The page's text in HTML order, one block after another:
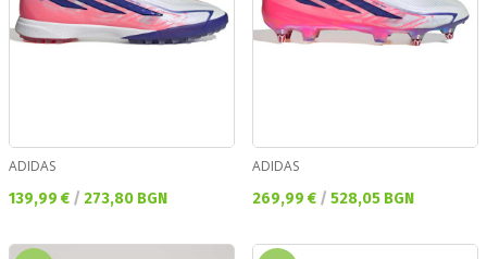
ADIDAS
Текуща цена:
139,99 € / 273,80 BGN
ADIDAS
Текуща цена:
269,99 € / 528,05 BGN